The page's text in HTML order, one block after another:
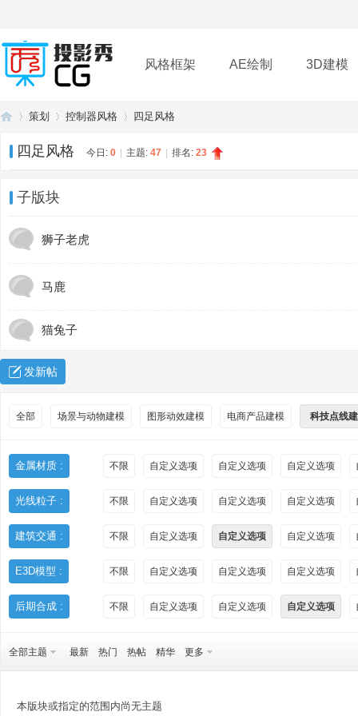
风格框架 AE绘制 3D建模
插件 帮助 下载
策划 控制器风格 四足风格
四足风格 今日: 0 主题: 47 排名: 23
子版块
狮子老虎
马鹿
猫兔子
发新帖
全部 场景与动物建模 图形动效建模 电商产品建模 科技点线
金属材质 : 不限 自定义选项 自定义选项 自定义选项
光线粒子 : 不限 自定义选项 自定义选项 自定义选项
建筑交通 : 不限 自定义选项 自定义选项 自定义选项
E3D模型 : 不限 自定义选项 自定义选项 自定义选项
后期合成 : 不限 自定义选项 自定义选项 自定义选项
全部主题 最新 热门 热帖 精华 更多
本版块或指定的范围内尚无主题